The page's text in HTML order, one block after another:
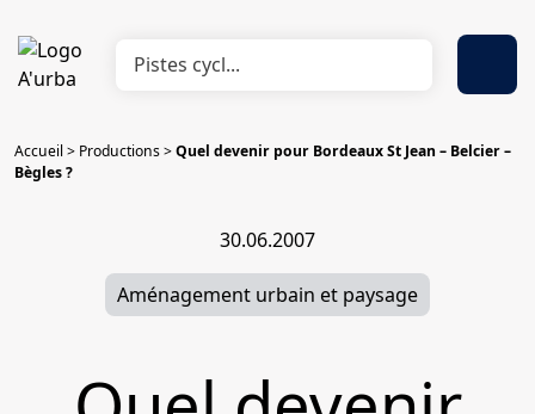
Accueil> Productions>Quel devenir pour Bordeaux St Jean – Belcier –
Bègles ?
30.06.2007
Aménagement urbain et paysage